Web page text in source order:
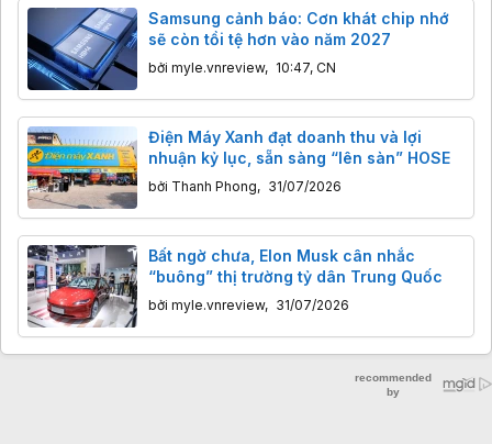
Samsung cảnh báo: Cơn khát chip nhớ
sẽ còn tồi tệ hơn vào năm 2027
bởi myle.vnreview, 10:47, CN
Điện Máy Xanh đạt doanh thu và lợi
nhuận kỷ lục, sẵn sàng “lên sàn” HOSE
bởi Thanh Phong, 31/07/2026
Bất ngờ chưa, Elon Musk cân nhắc
“buông” thị trường tỷ dân Trung Quốc
bởi myle.vnreview, 31/07/2026